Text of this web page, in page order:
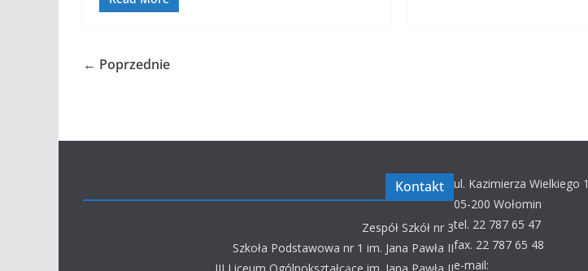
← Poprzednie
Kontakt
Zespół Szkół nr 3
Szkoła Podstawowa nr 1 im. Jana Pawła II
ul. Kazimierza Wielkiego 1
05-200 Wołomin
tel. 22 787 65 47
fax. 22 787 65 48
e-mail: